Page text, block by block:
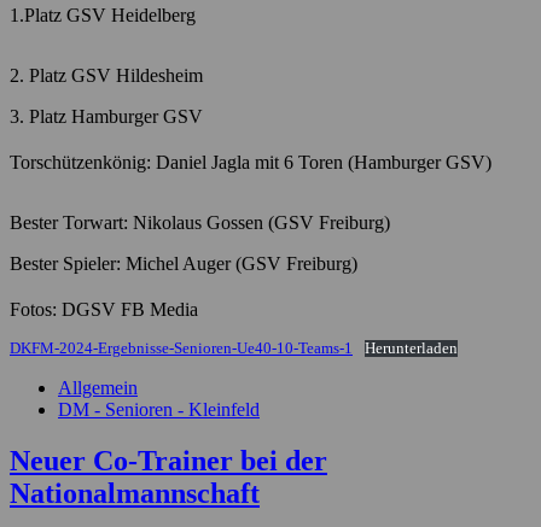
1.Platz GSV Heidelberg
2. Platz GSV Hildesheim
3. Platz Hamburger GSV
Torschützenkönig: Daniel Jagla mit 6 Toren (Hamburger GSV)
Bester Torwart: Nikolaus Gossen (GSV Freiburg)
Bester Spieler: Michel Auger (GSV Freiburg)
Fotos: DGSV FB Media
DKFM-2024-Ergebnisse-Senioren-Ue40-10-Teams-1 Herunterladen
Allgemein
DM - Senioren - Kleinfeld
Neuer Co-Trainer bei der
Nationalmannschaft